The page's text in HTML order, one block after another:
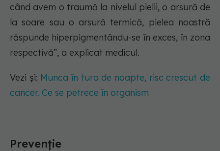
când avem o traumă la nivelul pielii, o arsură de
la soare sau o arsură termică, pielea noastră
răspunde hiperpigmentându-se în exces, în zona
respectivă”, a explicat medicul.
Vezi și: Munca în tura de noapte, risc crescut de
cancer. Ce se petrece în organism
Prevenție